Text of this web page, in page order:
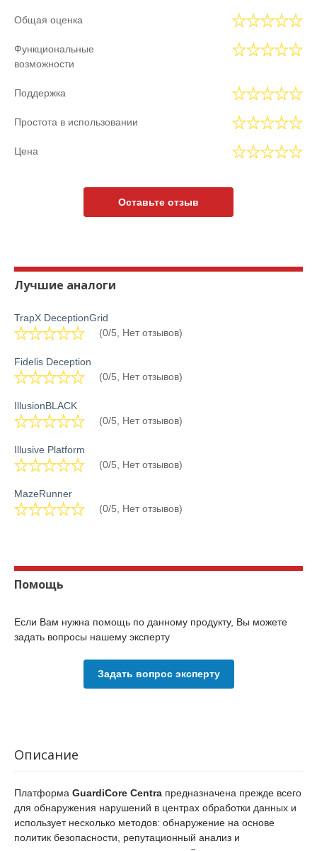
Общая оценка
Функциональные
возможности
Поддержка
Простота в использовании
Цена
Оставьте отзыв
Лучшие аналоги
TrapX DeceptionGrid
(0/5, Нет отзывов)
Fidelis Deception
(0/5, Нет отзывов)
IllusionBLACK
(0/5, Нет отзывов)
Illusive Platform
(0/5, Нет отзывов)
MazeRunner
(0/5, Нет отзывов)
Помощь
Если Вам нужна помощь по данному продукту, Вы можете
задать вопросы нашему эксперту
Задать вопрос эксперту
Описание
Платформа GuardiCore Centra предназначена прежде всего
для обнаружения нарушений в центрах обработки данных и
использует несколько методов: обнаружение на основе
политик безопасности, репутационный анализ и